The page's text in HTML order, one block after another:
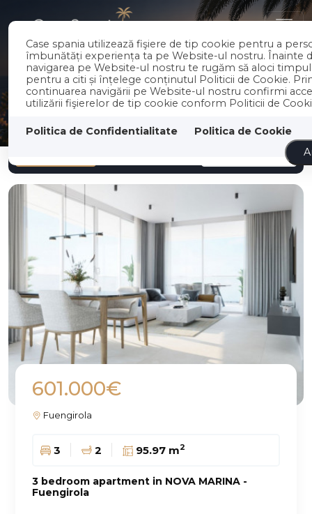
Case spania utilizează fişiere de tip cookie pentru a
îmbunătăți experiența ta pe Website-ul nostru. Înainte
navigarea pe Website-ul nostru te rugăm să aloci
pentru a citi și înțelege conținutul Politicii de Cookie.
continuarea navigării pe Website-ul nostru confirmi
utilizării fişierelor de tip cookie conform Politicii de
Politica de Confidentialitate
Politica de Cookie
601.000€
Fuengirola
3 2 95.97 m2
3 bedroom apartment in NOVA MARINA -
Fuengirola